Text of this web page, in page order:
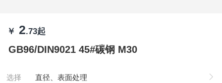
￥ 2.73起
GB96/DIN9021 45#碳钢 M30
选择 直径、表面处理